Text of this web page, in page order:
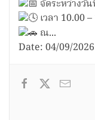
จัดระหว่างวั
เวลา 10.00
ณ...
Date:04/09/2026